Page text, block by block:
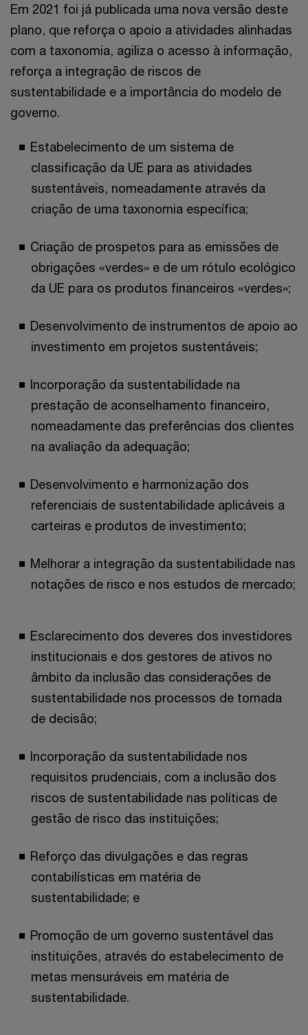
Em 2021 foi já publicada uma nova versão deste
plano, que reforça o apoio a atividades alinhadas
com a taxonomia, agiliza o acesso à informação,
reforça a integração de riscos de
sustentabilidade e a importância do modelo de
governo.
Estabelecimento de um sistema de
classificação da UE para as atividades
sustentáveis, nomeadamente através da
criação de uma taxonomia específica;
Criação de prospetos para as emissões de
obrigações «verdes» e de um rótulo ecológico
da UE para os produtos financeiros «verdes»;
Desenvolvimento de instrumentos de apoio ao
investimento em projetos sustentáveis;
Incorporação da sustentabilidade na
prestação de aconselhamento financeiro,
nomeadamente das preferências dos clientes
na avaliação da adequação;
Desenvolvimento e harmonização dos
referenciais de sustentabilidade aplicáveis a
carteiras e produtos de investimento;
Melhorar a integração da sustentabilidade nas
notações de risco e nos estudos de mercado;
Esclarecimento dos deveres dos investidores
institucionais e dos gestores de ativos no
âmbito da inclusão das considerações de
sustentabilidade nos processos de tomada
de decisão;
Incorporação da sustentabilidade nos
requisitos prudenciais, com a inclusão dos
riscos de sustentabilidade nas políticas de
gestão de risco das instituições;
Reforço das divulgações e das regras
contabilísticas em matéria de
sustentabilidade; e
Promoção de um governo sustentável das
instituições, através do estabelecimento de
metas mensuráveis em matéria de
sustentabilidade.